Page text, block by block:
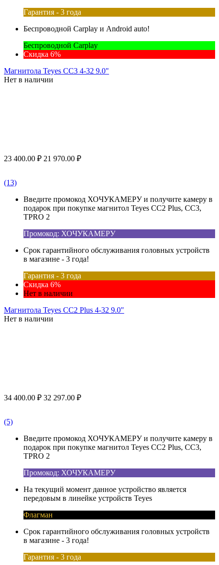
Гарантия - 3 года
Беспроводной Carplay и Android auto!
Беспроводной Carplay
Скидка 6%
Магнитола Teyes CC3 4-32 9.0"
Нет в наличии
23 400.00 ₽ 21 970.00 ₽
(13)
Введите промокод ХОЧУКАМЕРУ и получите камеру в
подарок при покупке магнитол Teyes CC2 Plus, CC3,
TPRO 2
Промокод: ХОЧУКАМЕРУ
Срок гарантийного обслуживания головных устройств
в магазине - 3 года!
Гарантия - 3 года
Скидка 6%
Нет в наличии
Магнитола Teyes CC2 Plus 4-32 9.0"
Нет в наличии
34 400.00 ₽ 32 297.00 ₽
(5)
Введите промокод ХОЧУКАМЕРУ и получите камеру в
подарок при покупке магнитол Teyes CC2 Plus, CC3,
TPRO 2
Промокод: ХОЧУКАМЕРУ
На текущий момент данное устройство является
передовым в линейке устройств Teyes
Флагман
Срок гарантийного обслуживания головных устройств
в магазине - 3 года!
Гарантия - 3 года